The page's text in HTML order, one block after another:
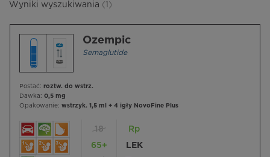
Wyniki wyszukiwania (1)
Ozempic
Semaglutide
Postać: roztw. do wstrz.
Dawka: 0,5 mg
Opakowanie: wstrzyk. 1,5 ml + 4 igły NovoFine Plus
18
65+
Rp
LEK